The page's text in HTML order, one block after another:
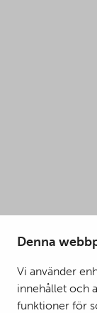
Denna
Vi använder
innehållet och
funktioner för